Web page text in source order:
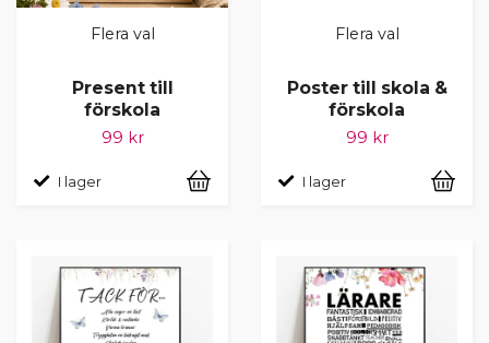
Flera val
Present till
förskola
99 kr
I lager
Flera val
Poster till skola &
förskola
99 kr
I lager